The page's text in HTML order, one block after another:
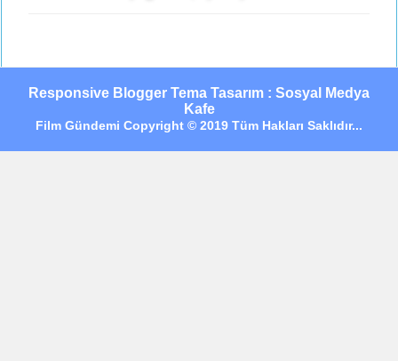
Responsive Blogger Tema Tasarım : Sosyal Medya
Kafe
Film Gündemi Copyright © 2019 Tüm Hakları Saklıdır...